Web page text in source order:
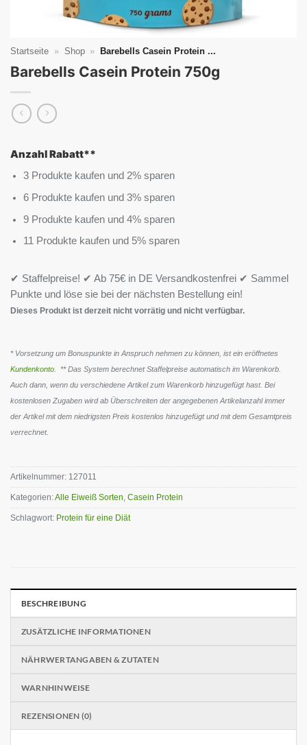
Startseite » Shop » Barebells Casein Protein ...
Barebells Casein Protein 750g
Anzahl Rabatt**
3 Produkte kaufen und 2% sparen
6 Produkte kaufen und 3% sparen
9 Produkte kaufen und 4% sparen
11 Produkte kaufen und 5% sparen
✔ Staffelpreise! ✔ Ab 75€ in DE Versandkostenfrei ✔ Sammel
Punkte und löse sie bei der nächsten Bestellung ein!
Dieses Produkt ist derzeit nicht vorrätig und nicht verfügbar.
* Vorsetzung um Bonuspunkte in Anspruch nehmen zu können, ist ein eröffnetes
Kundenkonto . ** Das System berechnet Staffelpreise automatisch im Warenkorb.
Auch dann, wenn du verschiedene Artikel zum Warenkorb hinzugefügt hast. Bei
kostenlosen Zugaben wird ab Überschreiten der angegebenen Artikelanzahl immer
der Artikel mit dem niedrigsten Preis kostenlos hinzugefügt und mit dem Gesamtpreis
verrechnet.
Artikelnummer: 127011
Kategorien:Alle Eiweiß Sorten Casein Protein
Schlagwort: Protein für eine Diät
BESCHREIBUNG
ZUSÄTZLICHE INFORMATIONEN
NÄHRWERTANGABEN & ZUTATEN
WARNHINWEISE
REZENSIONEN (0)